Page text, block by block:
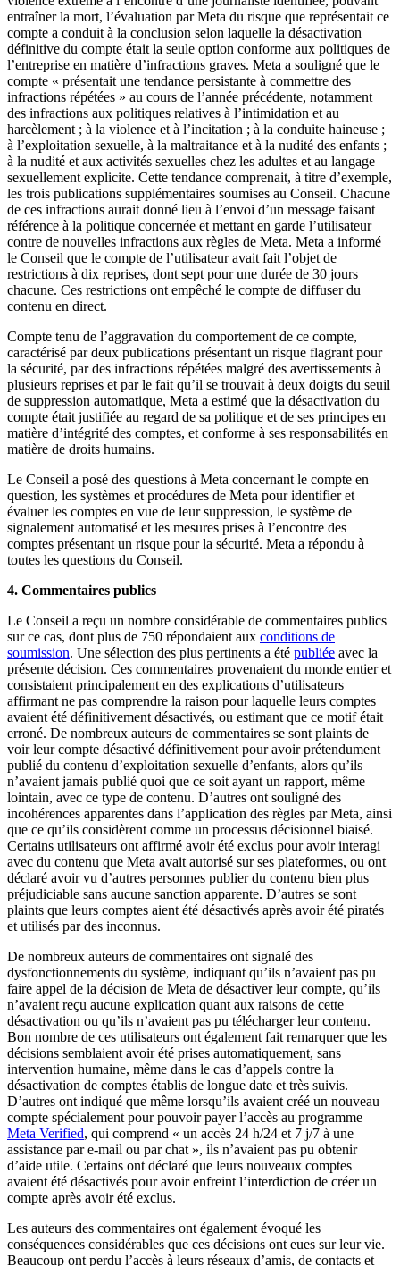
entraîner la mort, l’évaluation par Meta du risque que représentait ce
compte a conduit à la conclusion selon laquelle la désactivation
définitive du compte était la seule option conforme aux politiques de
l’entreprise en matière d’infractions graves. Meta a souligné que le
compte « présentait une tendance persistante à commettre des
infractions répétées » au cours de l’année précédente, notamment
des infractions aux politiques relatives à l’intimidation et au
harcèlement ; à la violence et à l’incitation ; à la conduite haineuse ;
à l’exploitation sexuelle, à la maltraitance et à la nudité des enfants ;
à la nudité et aux activités sexuelles chez les adultes et au langage
sexuellement explicite. Cette tendance comprenait, à titre d’exemple,
les trois publications supplémentaires soumises au Conseil. Chacune
de ces infractions aurait donné lieu à l’envoi d’un message faisant
référence à la politique concernée et mettant en garde l’utilisateur
contre de nouvelles infractions aux règles de Meta. Meta a informé
le Conseil que le compte de l’utilisateur avait fait l’objet de
restrictions à dix reprises, dont sept pour une durée de 30 jours
chacune. Ces restrictions ont empêché le compte de diffuser du
contenu en direct.
Compte tenu de l’aggravation du comportement de ce compte,
caractérisé par deux publications présentant un risque flagrant pour
la sécurité, par des infractions répétées malgré des avertissements à
plusieurs reprises et par le fait qu’il se trouvait à deux doigts du seuil
de suppression automatique, Meta a estimé que la désactivation du
compte était justifiée au regard de sa politique et de ses principes en
matière d’intégrité des comptes, et conforme à ses responsabilités en
matière de droits humains.
Le Conseil a posé des questions à Meta concernant le compte en
question, les systèmes et procédures de Meta pour identifier et
évaluer les comptes en vue de leur suppression, le système de
signalement automatisé et les mesures prises à l’encontre des
comptes présentant un risque pour la sécurité. Meta a répondu à
toutes les questions du Conseil.
4. Commentaires publics
Le Conseil a reçu un nombre considérable de commentaires publics
sur ce cas, dont plus de 750 répondaient aux conditions de
soumission. Une sélection des plus pertinents a été publiée avec la
présente décision. Ces commentaires provenaient du monde entier et
consistaient principalement en des explications d’utilisateurs
affirmant ne pas comprendre la raison pour laquelle leurs comptes
avaient été définitivement désactivés, ou estimant que ce motif était
erroné. De nombreux auteurs de commentaires se sont plaints de
voir leur compte désactivé définitivement pour avoir prétendument
publié du contenu d’exploitation sexuelle d’enfants, alors qu’ils
n’avaient jamais publié quoi que ce soit ayant un rapport, même
lointain, avec ce type de contenu. D’autres ont souligné des
incohérences apparentes dans l’application des règles par Meta, ainsi
que ce qu’ils considèrent comme un processus décisionnel biaisé.
Certains utilisateurs ont affirmé avoir été exclus pour avoir interagi
avec du contenu que Meta avait autorisé sur ses plateformes, ou ont
déclaré avoir vu d’autres personnes publier du contenu bien plus
préjudiciable sans aucune sanction apparente. D’autres se sont
plaints que leurs comptes aient été désactivés après avoir été piratés
et utilisés par des inconnus.
De nombreux auteurs de commentaires ont signalé des
dysfonctionnements du système, indiquant qu’ils n’avaient pas pu
faire appel de la décision de Meta de désactiver leur compte, qu’ils
n’avaient reçu aucune explication quant aux raisons de cette
désactivation ou qu’ils n’avaient pas pu télécharger leur contenu.
Bon nombre de ces utilisateurs ont également fait remarquer que les
décisions semblaient avoir été prises automatiquement, sans
intervention humaine, même dans le cas d’appels contre la
désactivation de comptes établis de longue date et très suivis.
D’autres ont indiqué que même lorsqu’ils avaient créé un nouveau
compte spécialement pour pouvoir payer l’accès au programme
Meta Verified, qui comprend « un accès 24 h/24 et 7 j/7 à une
assistance par e-mail ou par chat », ils n’avaient pas pu obtenir
d’aide utile. Certains ont déclaré que leurs nouveaux comptes
avaient été désactivés pour avoir enfreint l’interdiction de créer un
compte après avoir été exclus.
Les auteurs des commentaires ont également évoqué les
conséquences considérables que ces décisions ont eues sur leur vie.
Beaucoup ont perdu l’accès à leurs réseaux d’amis, de contacts et